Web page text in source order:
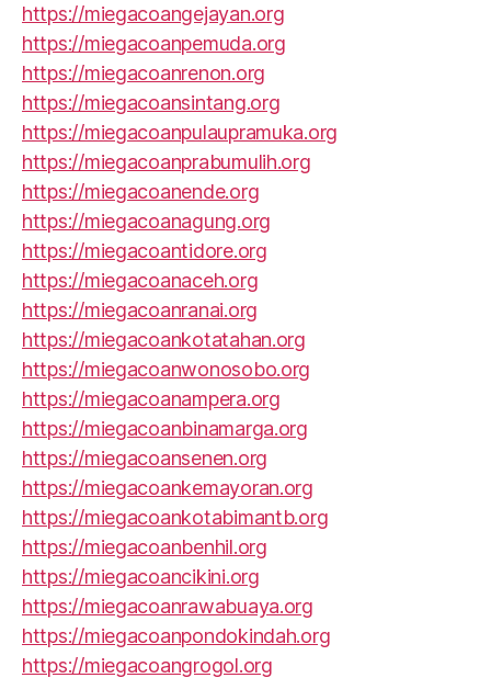
https://miegacoangejayan.org
https://miegacoanpemuda.org
https://miegacoanrenon.org
https://miegacoansintang.org
https://miegacoanpulaupramuka.org
https://miegacoanprabumulih.org
https://miegacoanende.org
https://miegacoanagung.org
https://miegacoantidore.org
https://miegacoanaceh.org
https://miegacoanranai.org
https://miegacoankotatahan.org
https://miegacoanwonosobo.org
https://miegacoanampera.org
https://miegacoanbinamarga.org
https://miegacoansenen.org
https://miegacoankemayoran.org
https://miegacoankotabimantb.org
https://miegacoanbenhil.org
https://miegacoancikini.org
https://miegacoanrawabuaya.org
https://miegacoanpondokindah.org
https://miegacoangrogol.org